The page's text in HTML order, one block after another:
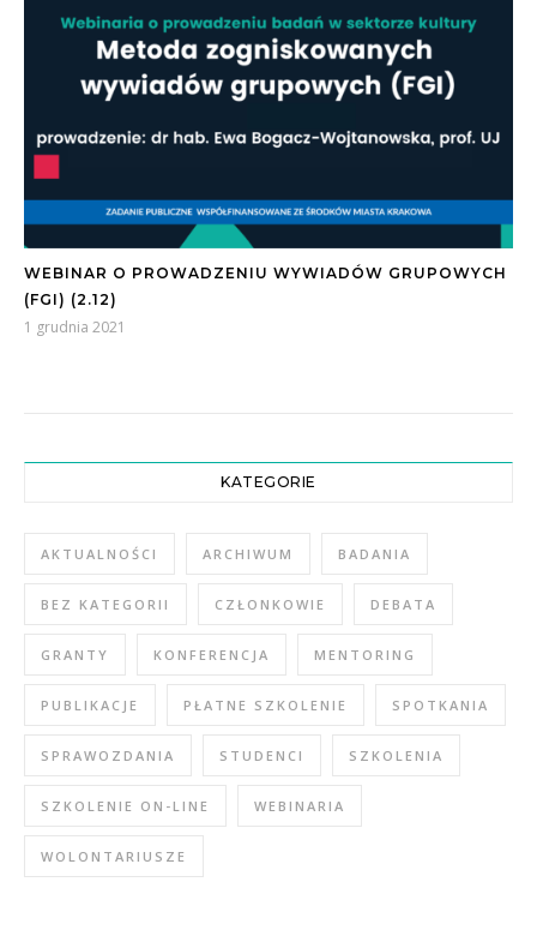
WEBINAR O PROWADZENIU WYWIADÓW GRUPOWYCH
(FGI) (2.12)
1 grudnia 2021
KATEGORIE
AKTUALNOŚCI ARCHIWUM BADANIA
BEZ KATEGORII CZŁONKOWIE DEBATA
GRANTY KONFERENCJA MENTORING
PUBLIKACJE PŁATNE SZKOLENIE SPOTKANIA
SPRAWOZDANIA STUDENCI SZKOLENIA
SZKOLENIE ON-LINE WEBINARIA
WOLONTARIUSZE